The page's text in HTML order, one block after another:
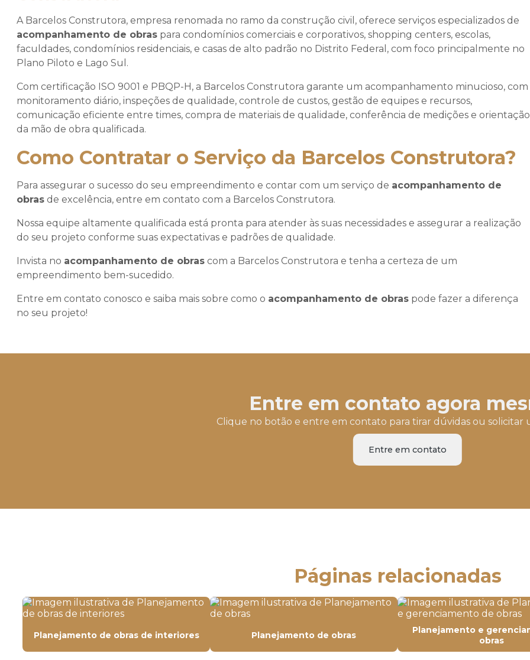
A Barcelos Construtora, empresa renomada no ramo da construção civil, oferece serviços especializados de
acompanhamento de obras para condomínios comerciais e corporativos, shopping centers, escolas,
faculdades, condomínios residenciais, e casas de alto padrão no Distrito Federal, com foco principalmente no
Plano Piloto e Lago Sul.
Com certificação ISO 9001 e PBQP-H, a Barcelos Construtora garante um acompanhamento minucioso, com
monitoramento diário, inspeções de qualidade, controle de custos, gestão de equipes e recursos,
comunicação eficiente entre times, compra de materiais de qualidade, conferência de medições e orientação
da mão de obra qualificada.
Como Contratar o Serviço da Barcelos Construtora?
Para assegurar o sucesso do seu empreendimento e contar com um serviço de acompanhamento de
obras de excelência, entre em contato com a Barcelos Construtora.
Nossa equipe altamente qualificada está pronta para atender às suas necessidades e assegurar a realização
do seu projeto conforme suas expectativas e padrões de qualidade.
Invista no acompanhamento de obras com a Barcelos Construtora e tenha a certeza de um
empreendimento bem-sucedido.
Entre em contato conosco e saiba mais sobre como o acompanhamento de obras pode fazer a diferença
no seu projeto!
Entre em contato agora
Clique no botão e entre em contato para tirar dúvidas ou solicitar
Entre em contato
Páginas relacionadas
Planejamento de obras de interiores Planejamento de obras
Planejamento e
obras